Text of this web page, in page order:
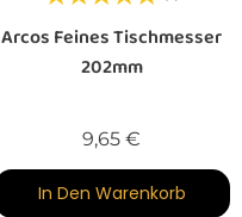
Arcos Feines Tischmesser
202mm
9,65 €
In Den Warenkorb